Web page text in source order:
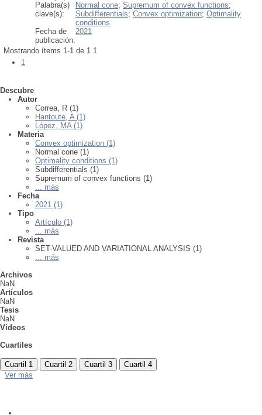
Palabra(s)
clave(s):
Normal cone; Supremum of convex functions;
Subdifferentials; Convex optimization; Optimality
conditions
Fecha de
publicación:
2021
Mostrando ítems 1-1 de 1 1
1
Descubre
Autor
Correa, R (1)
Hantoute, A (1)
López, MA (1)
Materia
Convex optimization (1)
Normal cone (1)
Optimality conditions (1)
Subdifferentials (1)
Supremum of convex functions (1)
... más
Fecha
2021 (1)
Tipo
Artículo (1)
... más
Revista
SET-VALUED AND VARIATIONAL ANALYSIS (1)
... más
Archivos
NaN
Artículos
NaN
Tesis
NaN
Videos
Cuartiles
Cuartil 1 Cuartil 2 Cuartil 3
Cuartil 4
Ver más